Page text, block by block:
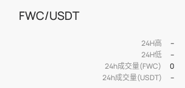
FWC/USDT
24H高
--
24H低
--
24h成交量(FWC)
0
24h成交量(USDT)
--